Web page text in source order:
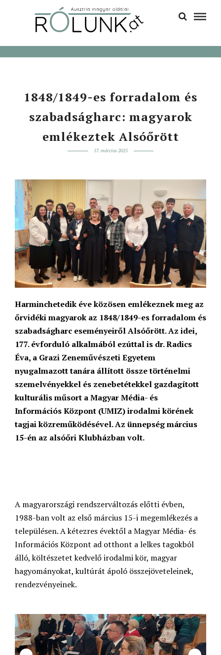
1848/1849-es forradalom és
szabadságharc: magyarok
emlékeztek Alsóőrött
17. március 2025
Harminchetedik éve közösen emlékeznek meg az
őrvidéki magyarok az 1848/1849-es forradalom és
szabadságharc eseményeiről Alsóőrött. Az idei,
177. évforduló alkalmából ezúttal is dr. Radics
Éva, a Grazi Zeneművészeti Egyetem
nyugalmazott tanára állított össze történelmi
szemelvényekkel és zenebetétekkel gazdagított
kulturális műsort a Magyar Média- és
Információs Központ (UMIZ) irodalmi körének
tagjai közreműködésével. Az ünnepség március
15-én az alsóőri Klubházban volt.
A magyarországi rendszerváltozás előtti évben,
1988-ban volt az első március 15-i megemlékezés a
településen. A kétezres évektől a Magyar Média- és
Információs Központ ad otthont a lelkes tagokból
álló, költészetet kedvelő irodalmi kör, magyar
hagyományokat, kultúrát ápoló összejöveteleinek,
rendezvényeinek.